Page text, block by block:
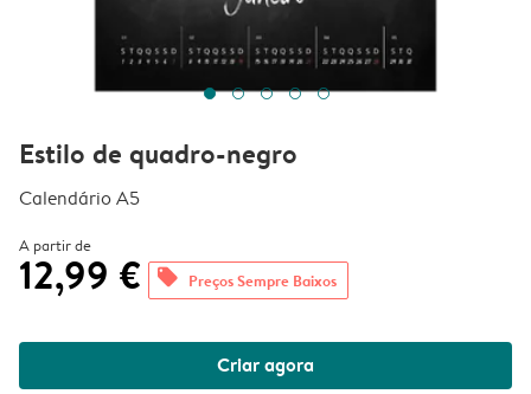
Estilo de quadro-negro
Calendário A5
A partir de
12,99 € offers Preços Sempre Baixos
Criar agora